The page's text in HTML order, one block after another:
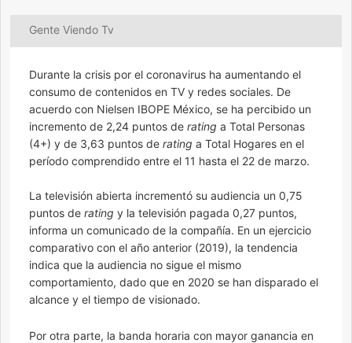
Gente Viendo Tv
Durante la crisis por el coronavirus ha aumentando el
consumo de contenidos en TV y redes sociales. De
acuerdo con Nielsen IBOPE México, se ha percibido un
incremento de 2,24 puntos de rating a Total Personas
(4+) y de 3,63 puntos de rating a Total Hogares en el
período comprendido entre el 11 hasta el 22 de marzo.
La televisión abierta incrementó su audiencia un 0,75
puntos de rating y la televisión pagada 0,27 puntos,
informa un comunicado de la compañía. En un ejercicio
comparativo con el año anterior (2019), la tendencia
indica que la audiencia no sigue el mismo
comportamiento, dado que en 2020 se han disparado el
alcance y el tiempo de visionado.
Por otra parte, la banda horaria con mayor ganancia en